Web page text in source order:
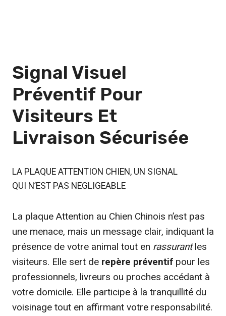
Signal Visuel
Préventif Pour
Visiteurs Et
Livraison Sécurisée
LA PLAQUE ATTENTION CHIEN, UN SIGNAL
QUI N’EST PAS NEGLIGEABLE
La plaque Attention au Chien Chinois n’est pas
une menace, mais un message clair, indiquant la
présence de votre animal tout en rassurantles
visiteurs. Elle sert de repère préventif pour les
professionnels, livreurs ou proches accédant à
votre domicile. Elle participe à la tranquillité du
voisinage tout en affirmant votre responsabilité.